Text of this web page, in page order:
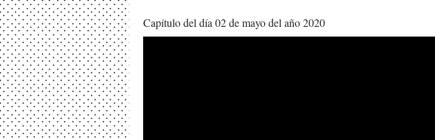
Capítulo del día 02 de mayo del año 2020